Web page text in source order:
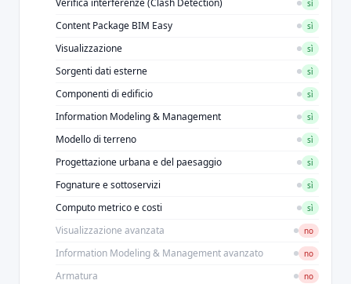
sì
Content Package BIM Easy sì
Visualizzazione sì
Sorgenti dati esterne sì
Componenti di edificio sì
Information Modeling & Management sì
Modello di terreno sì
Progettazione urbana e del paesaggio sì
Fognature e sottoservizi sì
Computo metrico e costi sì
Visualizzazione avanzata no
Information Modeling & Management avanzato no
Armatura no